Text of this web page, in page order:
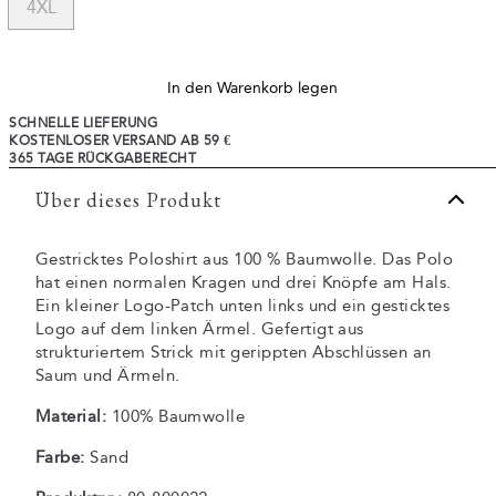
4XL
In den Warenkorb legen
SCHNELLE LIEFERUNG
KOSTENLOSER VERSAND AB 59 €
365 TAGE RÜCKGABERECHT
Über dieses Produkt
Gestricktes Poloshirt aus 100 % Baumwolle. Das Polo
hat einen normalen Kragen und drei Knöpfe am Hals.
Ein kleiner Logo-Patch unten links und ein gesticktes
Logo auf dem linken Ärmel. Gefertigt aus
strukturiertem Strick mit gerippten Abschlüssen an
Saum und Ärmeln.
Material: 100% Baumwolle
Farbe: Sand